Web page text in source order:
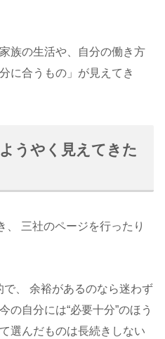
族の生活や、自分の働き方
に合うもの」が見えてき
うやく見えてきた
、 三社のページを行ったり
、 余裕があるのなら迷わず
の自分には“必要十分”のほう
選んだものは長続きしない